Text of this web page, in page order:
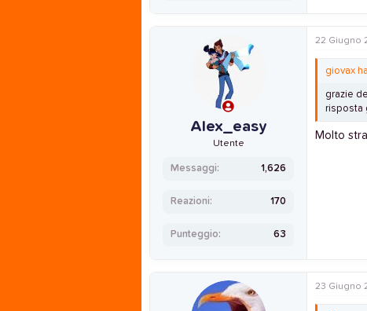
Alex_easy
Utente
Messaggi 1,626
Reazioni 170
Punteggio 63
22 Giugno
giovax
grazie
risposta
Molto
23 Giugno